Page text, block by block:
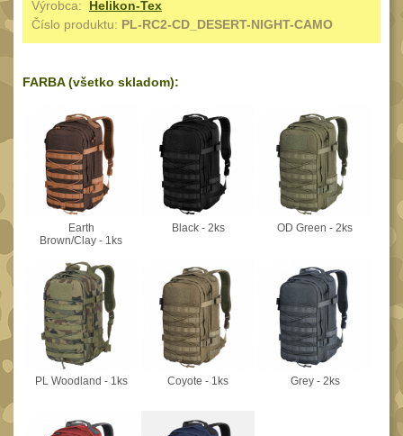
Reklamácia
Kontakty
Stav
BRAŠNY A TAŠKY (1190)
Speciální přepravní
tašky40
Ledvinky59
Duffle bagy
Hydratační vaky
Organizéry
Odhazováky
Speciální pouzdra I157
Speciální pouzdra II33
Výrobca: Helikon-Tex
Číslo produktu: PL-RC2-CD_DESERT-NIGHT-CAMO
FARBA (všetko skladom):
Earth
Brown/Clay - 1ks
Black - 2ks OD Green - 2ks
PL Woodland - 1ks Coyote - 1ks Grey - 2ks